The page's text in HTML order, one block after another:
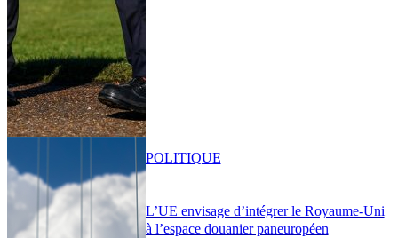
L’UE envisage d’intégrer le Royaume-Uni
à l’espace douanier paneuropéen
POLITIQUE